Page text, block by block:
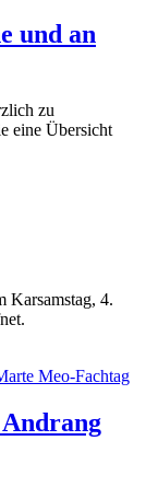
und an
zu
eine Übersicht
Karsamstag, 4.